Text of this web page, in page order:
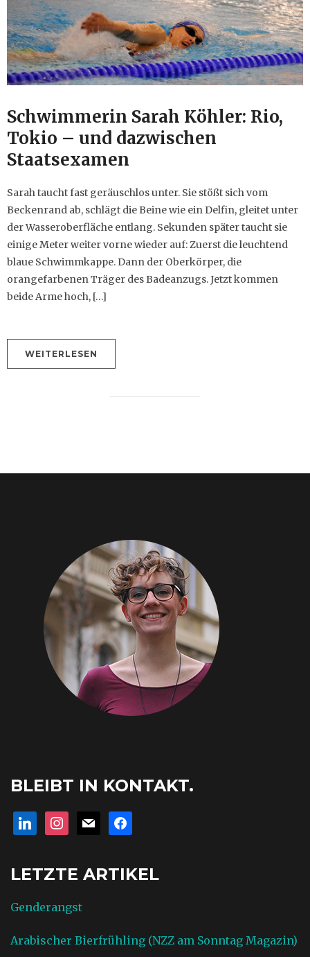
Schwimmerin Sarah Köhler: Rio,
Tokio – und dazwischen
Staatsexamen
Sarah taucht fast geräuschlos unter. Sie stößt sich vom
Beckenrand ab, schlägt die Beine wie ein Delfin, gleitet unter
der Wasseroberfläche entlang. Sekunden später taucht sie
einige Meter weiter vorne wieder auf: Zuerst die leuchtend
blaue Schwimmkappe. Dann der Oberkörper, die
orangefarbenen Träger des Badeanzugs. Jetzt kommen
beide Arme hoch, […]
WEITERLESEN
BLEIBT IN KONTAKT.
linkedininstagram
mail facebook
LETZTE ARTIKEL
Genderangst
Arabischer Bierfrühling (NZZ am Sonntag Magazin)